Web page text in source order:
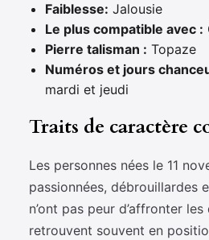
Faiblesse: Jalousie
Le plus compatible avec :
Pierre talisman : Topaze
Numéros et jours
mardi et jeudi
Traits de caractère
Les personnes nées le 11
passionnées, débrouillardes
n’ont pas peur d’affronter
retrouvent souvent en